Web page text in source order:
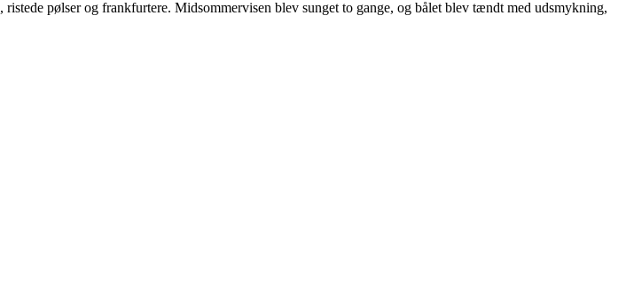
pølser og frankfurtere. Midsommervisen blev sunget to gange, og bålet blev tændt med udsmykning,